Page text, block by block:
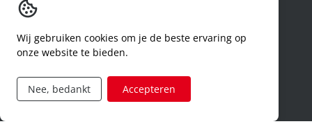
code of conduct
aanvraag rechten ivm privacy
Wij gebruiken cookies om je de beste ervaring op
onze website te bieden.
Nee, bedankt Accepteren